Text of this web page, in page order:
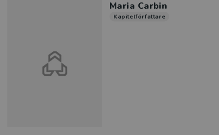
Maria Carbin
Kapitelförfattare